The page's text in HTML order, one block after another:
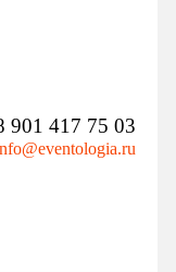
901 417 75 03